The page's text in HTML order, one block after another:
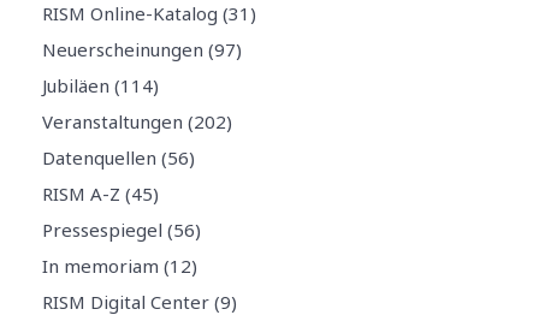
RISM Online-Katalog (31)
Neuerscheinungen (97)
Jubiläen (114)
Veranstaltungen (202)
Datenquellen (56)
RISM A-Z (45)
Pressespiegel (56)
In memoriam (12)
RISM Digital Center (9)